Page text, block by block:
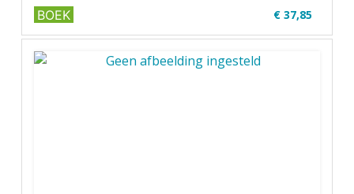
€ 37,85
✔ VCA in het Roemeens
✔ Full colour
BOEK